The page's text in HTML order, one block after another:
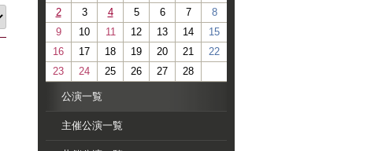
2
3 4 5 6 7
8
9
10 11 12 13 14
15
16
17 18 19 20 21
22
23
24 25 26 27 28
公演一覧
主催公演一覧